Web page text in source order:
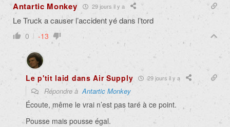
Antartic Monkey 29 jours il y a
Le Truck a causer l’accident yé dans l’tord
0 -13
Le p'tit laid dans Air Supply 29 jours il y a
Répondre àAntartic Monkey
Écoute, même le vrai n’est pas taré à ce point.
Pousse mais pousse égal.